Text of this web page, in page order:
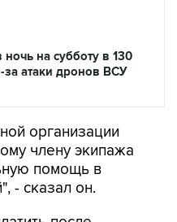
на субботу в 130
за атаки дронов ВСУ
организации
члену экипажа
помощь в
- сказал он.